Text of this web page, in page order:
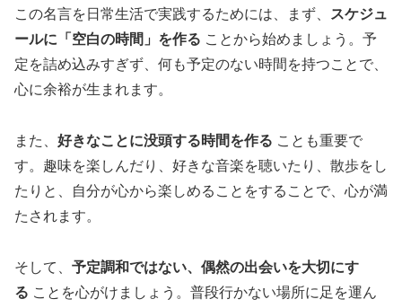
この名言を日常生活で実践するためには、まず、
スケジュ
ールに「空白の時間」を作る ことから始めましょう。予
定を詰め込みすぎず、何も予定のない時間を持つことで、
心に余裕が生まれます。
また、 好きなことに没頭する時間を作る ことも重要で
す。趣味を楽しんだり、好きな音楽を聴いたり、散歩をし
たりと、自分が心から楽しめることをすることで、心が満
たされます。
そして、 予定調和ではない、偶然の出会いを大切にす
る ことを心がけましょう。普段行かない場所に足を運ん